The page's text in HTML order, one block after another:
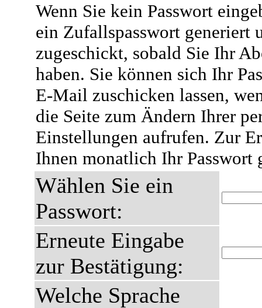
Wenn Sie kein Passwort
ein Zufallspasswort generiert
zugeschickt, sobald Sie Ihr
haben. Sie können sich Ihr
E-Mail zuschicken lassen,
die Seite zum Ändern Ihrer
Einstellungen aufrufen. Zur
Ihnen monatlich Ihr Passwort
Wählen Sie ein
Passwort:
Erneute Eingabe
zur Bestätigung:
Welche Sprache